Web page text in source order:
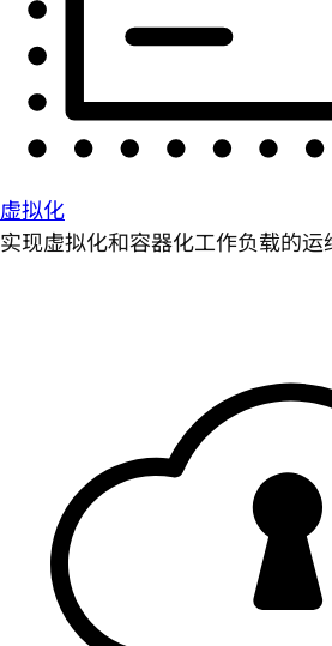
虚拟化
实现虚拟化和容器化工作负载的运